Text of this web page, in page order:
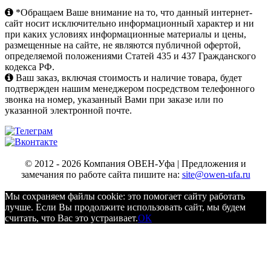
*Обращаем Ваше внимание на то, что данный интернет-
сайт носит исключительно информационный характер и ни
при каких условиях информационные материалы и цены,
размещенные на сайте, не являются публичной офертой,
определяемой положениями Статей 435 и 437 Гражданского
кодекса РФ.
Ваш заказ, включая стоимость и наличие товара, будет
подтвержден нашим менеджером посредством телефонного
звонка на номер, указанный Вами при заказе или по
указанной электронной почте.
© 2012 - 2026 Компания ОВЕН-Уфа | Предложения и
замечания по работе сайта пишите на: site@owen-ufa.ru
Мы cохраняем файлы cookie: это помогает сайту работать
лучше. Если Вы продолжите использовать сайт, мы будем
считать, что Вас это устраивает.ОК